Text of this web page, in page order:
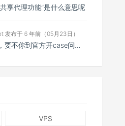
享代理功能”是什么意思呢
发布于 6 年前（05月23日）
我没遇到此问题，要不你到官方开case问问看？
VPS